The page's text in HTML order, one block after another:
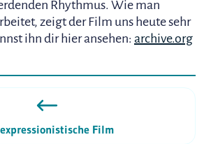
Rhythmus. Wie man
zeigt der Film uns heute sehr
ihn dir hier ansehen: archive.org
Film